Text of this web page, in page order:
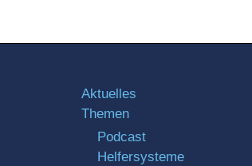
Aktuelles
Themen
Podcast
Helfersysteme